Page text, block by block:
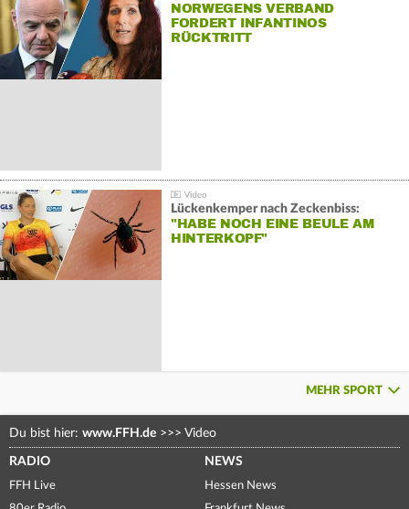
NORWEGENS VERBAND
FORDERT INFANTINOS
RÜCKTRITT
Lückenkemper nach Zeckenbiss:
"HABE NOCH EINE BEULE AM
HINTERKOPF"
MEHR SPORT
Du bist hier: www.FFH.de >>> Video
RADIO
FFH Live
NEWS
Hessen News